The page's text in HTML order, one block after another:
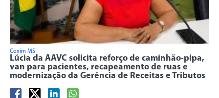
Coxim MS
Lúcia da AAVC solicita reforço de caminhão-pipa,
van para pacientes, recapeamento de ruas e
modernização da Gerência de Receitas e Tributos